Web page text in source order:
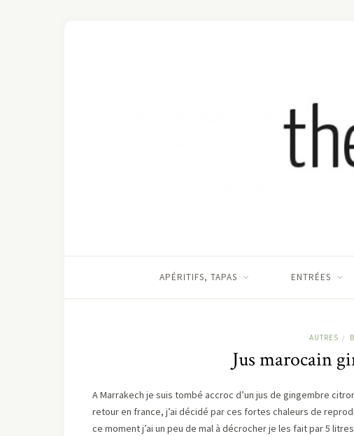
APÉRITIFS, TAPAS ENTRÉES
AUTRES /
Jus marocain
A Marrakech je suis tombé accroc d’un jus de gingembre
retour en france, j’ai décidé par ces fortes chaleurs de
ce moment j’ai un peu de mal à décrocher je les fait par 5